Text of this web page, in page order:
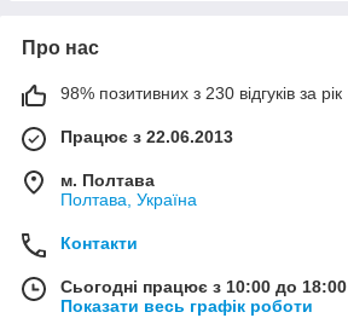
Про нас
98% позитивних з 230 відгуків за рік
Працює з 22.06.2013
м. Полтава
Полтава, Україна
Контакти
Сьогодні працює з 10:00 до 18:00
Показати весь графік роботи